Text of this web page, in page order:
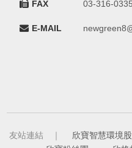
FAX 03-316-0335
E-MAIL
友站連結 ｜ 欣寶智慧環境